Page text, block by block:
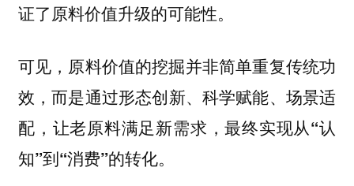
证了原料价值升级的可能性。
可见，原料价值的挖掘并非简单重复传统功
效，而是通过形态创新、科学赋能、场景适
配，让老原料满足新需求，最终实现从“认
知”到“消费”的转化。